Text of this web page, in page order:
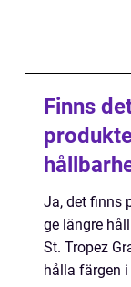
Finns
Ja, det finns
ge längre
St. Tropez
hålla färgen